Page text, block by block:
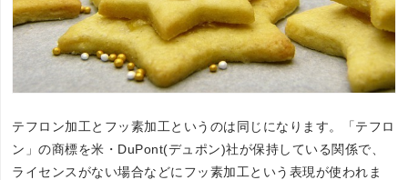
テフロン加工とフッ素加工というのは同じになります。「テフロ
ン」の商標を米・DuPont(デュポン)社が保持している関係で、
ライセンスがない場合などにフッ素加工という表現が使われま